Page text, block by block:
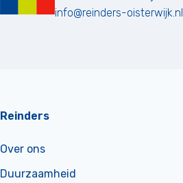
info@reinders-oisterwijk.nl
Reinders
Over ons
Duurzaamheid